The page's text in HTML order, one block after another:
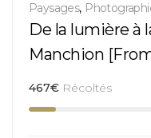
Paysages,
De la lumière à
Manchion
467€ Récoltés